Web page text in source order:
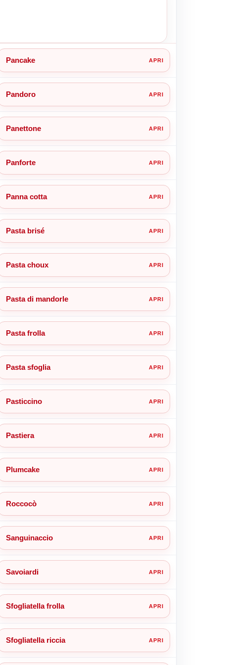
Pancake
Pandoro
Panettone
Panforte
Panna cotta
Pasta brisé
Pasta choux
Pasta di mandorle
Pasta frolla
Pasta sfoglia
Pasticcino
Pastiera
Plumcake
Roccocò
Sanguinaccio
Savoiardi
Sfogliatella frolla
Sfogliatella riccia